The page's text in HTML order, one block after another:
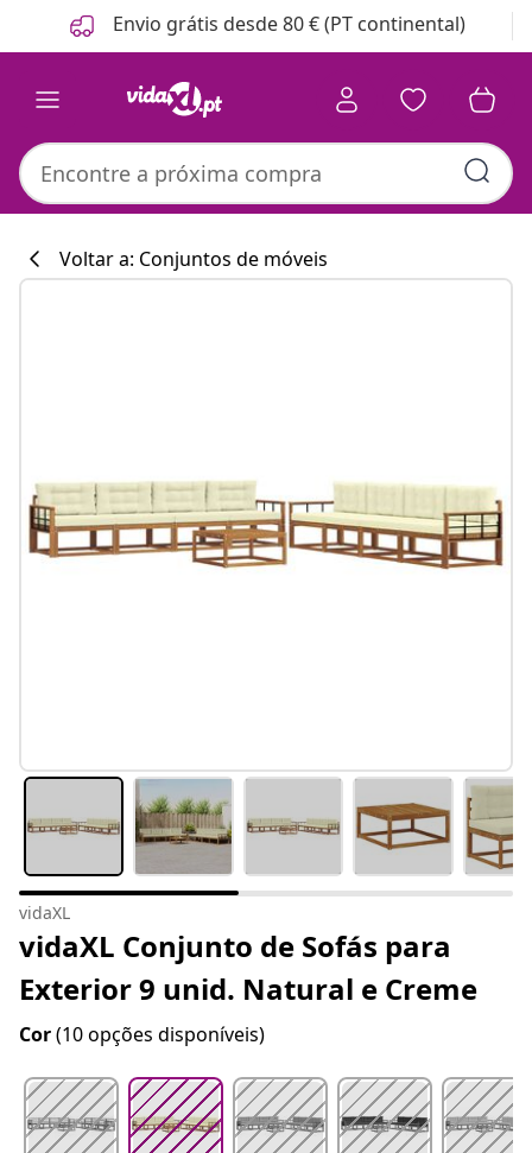
Anterior
Seguinte Envio grátis desde 80 € (PT continental)
Voltar a: Conjuntos de móveis
vidaXL
vidaXL Conjunto de Sofás para
Exterior 9 unid. Natural e Creme
Cor(10 opções disponíveis)